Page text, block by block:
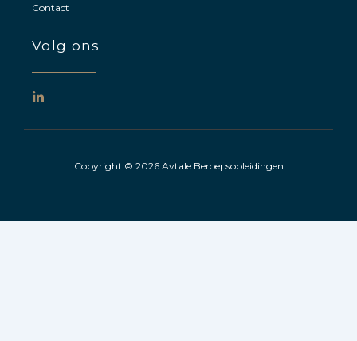
Contact
Volg ons
L
k
n
Copyright © 2026 Avtale Beroepsopleidingen